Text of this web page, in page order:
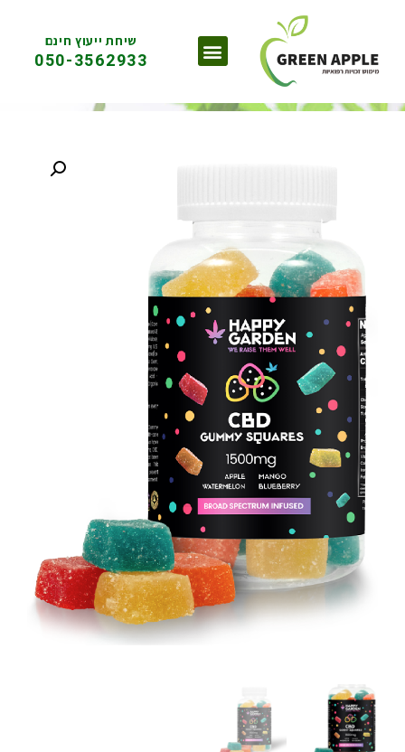
שיחת ייעוץ חינם
050-3562933